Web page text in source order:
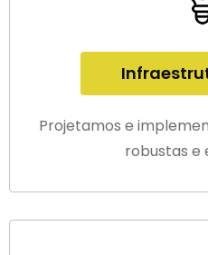
Projetamos e
robustas e